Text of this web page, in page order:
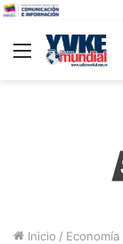
Menu
Inicio / Economía